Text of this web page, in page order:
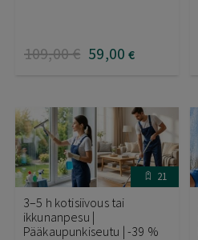
109,00€ 59,00 €
21
3–5 h kotisiivous tai
ikkunanpesu |
Pääkaupunkiseutu | -39 %